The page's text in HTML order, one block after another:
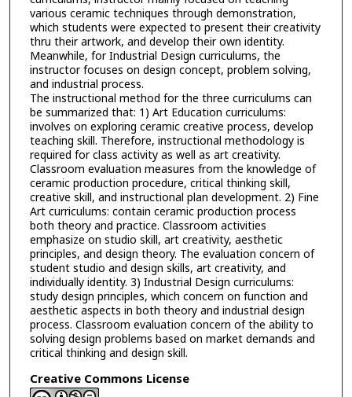
various ceramic techniques through demonstration,
which students were expected to present their creativity
thru their artwork, and develop their own identity.
Meanwhile, for Industrial Design curriculums, the
instructor focuses on design concept, problem solving,
and industrial process.
The instructional method for the three curriculums can
be summarized that: 1) Art Education curriculums:
involves on exploring ceramic creative process, develop
teaching skill. Therefore, instructional methodology is
required for class activity as well as art creativity.
Classroom evaluation measures from the knowledge of
ceramic production procedure, critical thinking skill,
creative skill, and instructional plan development. 2) Fine
Art curriculums: contain ceramic production process
both theory and practice. Classroom activities
emphasize on studio skill, art creativity, aesthetic
principles, and design theory. The evaluation concern of
student studio and design skills, art creativity, and
individually identity. 3) Industrial Design curriculums:
study design principles, which concern on function and
aesthetic aspects in both theory and industrial design
process. Classroom evaluation concern of the ability to
solving design problems based on market demands and
critical thinking and design skill.
Creative Commons License